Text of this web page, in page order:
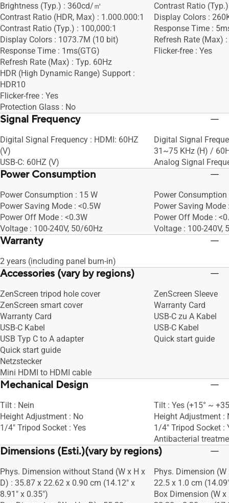
Brightness (Typ.) : 360cd/㎡
Contrast Ratio (HDR, Max) : 1.000.000:1
Contrast Ratio (Typ.) : 100,000:1
Display Colors : 1073.7M (10 bit)
Response Time : 1ms(GTG)
Refresh Rate (Max) : Typ. 60Hz
HDR (High Dynamic Range) Support :
HDR10
Flicker-free : Yes
Protection Glass : No
Contrast Ratio
Display Colors :
Response Time :
Refresh Rate (Max)
Flicker-free : Yes
Signal Frequency
Digital Signal Frequency : HDMI: 60HZ
(V)
USB-C: 60HZ (V)
Digital Signal
31~75 KHz (H) /
Analog Signal
Power Consumption
Power Consumption : 15 W
Power Saving Mode : <0.5W
Power Off Mode : <0.3W
Voltage : 100-240V, 50/60Hz
Power Consumption
Power Saving Mode
Power Off Mode :
Voltage : 100-240V,
Warranty
2 years (including panel burn-in)
Accessories (vary by regions)
ZenScreen tripod hole cover
ZenScreen smart cover
Warranty Card
USB-C Kabel
USB Typ C to A adapter
Quick start guide
Netzstecker
Mini HDMI to HDMI cable
ZenScreen Sleeve
Warranty Card
USB-C zu A Kabel
USB-C Kabel
Quick start guide
Mechanical Design
Tilt : Nein
Height Adjustment : No
1/4" Tripod Socket : Yes
Tilt : Yes (+15° ~
Height Adjustment :
1/4" Tripod Socket :
Antibacterial
Dimensions (Esti.)(vary by regions)
Phys. Dimension without Stand (W x H x
D) : 35.87 x 22.62 x 0.90 cm (14.12" x
8.91" x 0.35")
Phys. Dimension
22.5 x 1.0 cm
Box Dimension (W